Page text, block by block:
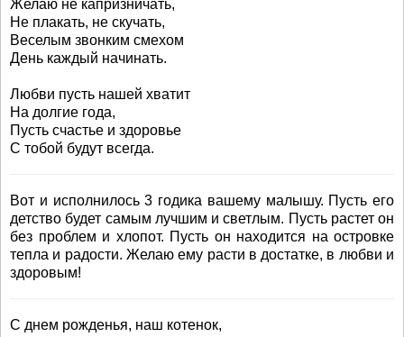
Желаю не капризничать,
Не плакать, не скучать,
Веселым звонким смехом
День каждый начинать.
Любви пусть нашей хватит
На долгие года,
Пусть счастье и здоровье
С тобой будут всегда.
Вот и исполнилось 3 годика вашему малышу. Пусть его
детство будет самым лучшим и светлым. Пусть растет он
без проблем и хлопот. Пусть он находится на островке
тепла и радости. Желаю ему расти в достатке, в любви и
здоровым!
С днем рожденья, наш котенок,